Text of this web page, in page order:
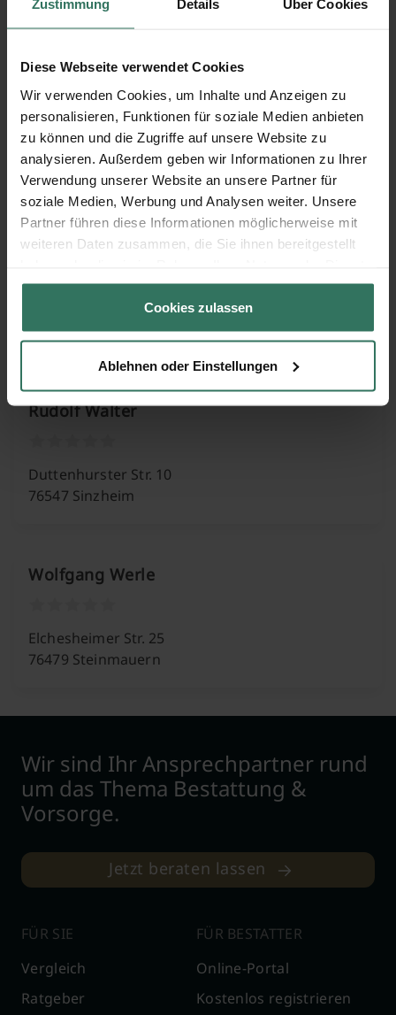
Zustimmung Details Über Cookies
Diese Webseite verwendet Cookies
Wir verwenden Cookies, um Inhalte und Anzeigen zu
personalisieren, Funktionen für soziale Medien anbieten
zu können und die Zugriffe auf unsere Website zu
analysieren. Außerdem geben wir Informationen zu Ihrer
Verwendung unserer Website an unsere Partner für
soziale Medien, Werbung und Analysen weiter. Unsere
Partner führen diese Informationen möglicherweise mit
weiteren Daten zusammen, die Sie ihnen bereitgestellt
gesammelt haben.
Cookies zulassen
Ablehnen oder Einstellungen
76547 Sinzheim
Feldstr. 10
76474 Au
Klaus Kist
77833 Ottersweier
Rudolf Walter
Duttenhurster Str. 10
76547 Sinzheim
Wolfgang Werle
Elchesheimer Str. 25
76479 Steinmauern
Wir sind Ihr Ansprechpartner rund
um das Thema Bestattung &
Vorsorge.
Jetzt beraten lassen
FÜR SIE
Vergleich
Ratgeber
FÜR BESTATTER
Online-Portal
Kostenlos registrieren